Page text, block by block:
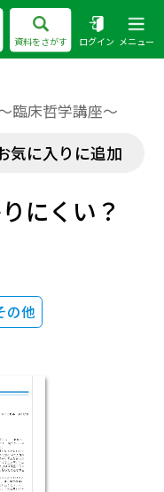
資料をさがす ログイン メニュー
臨床哲学講座～
気に入りに追加
にくい？
の他